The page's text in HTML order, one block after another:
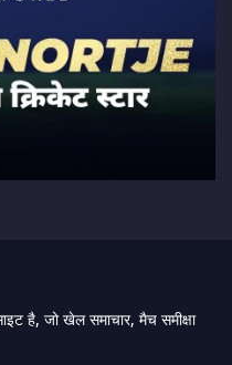
है, जो खेल समाचार, मैच समीक्षा